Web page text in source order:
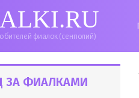
фиалок (сенполий)
ЗА ФИАЛКАМИ